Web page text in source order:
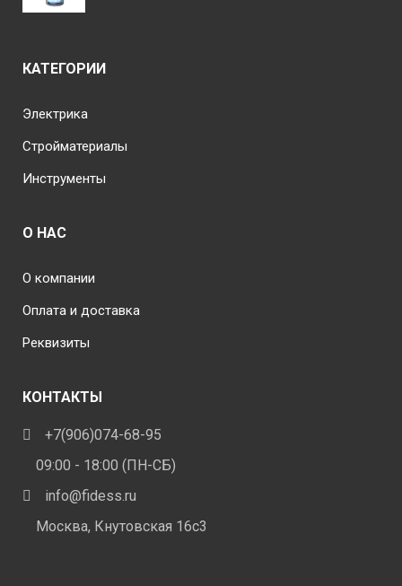
КАТЕГОРИИ
Электрика
Стройматериалы
Инструменты
О НАС
О компании
Оплата и доставка
Реквизиты
КОНТАКТЫ
+7(906)074-68-95
09:00 - 18:00 (ПН-СБ)
info@fidess.ru
Москва, Кнутовская 16с3